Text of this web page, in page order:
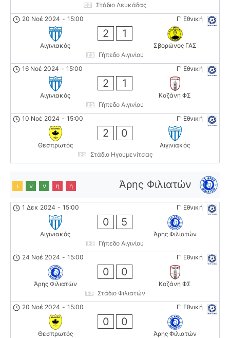
Στάδιο Λευκάδας
Γ' Εθνική
20 Νοέ 2024 - 15:00
Αιγινιακός
2 1
Σβορώνος ΓΑΣ
Γήπεδο Αιγινίου
Γ' Εθνική
16 Νοέ 2024 - 15:00
Αιγινιακός
2 1
Κοζάνη ΦΣ
Γήπεδο Αιγινίου
Γ' Εθνική
10 Νοέ 2024 - 15:00
Θεσπρωτός
2 0
Αιγινιακός
Στάδιο Ηγουμενίτσας
Άρης Φιλιατών
ι ν ν η η
Γ' Εθνική
1 Δεκ 2024 - 15:00
Αιγινιακός
0 5
Άρης Φιλιατών
Γήπεδο Αιγινίου
Γ' Εθνική
24 Νοέ 2024 - 15:00
Άρης Φιλιατών
0 0
Κοζάνη ΦΣ
Στάδιο Φιλιατών
Γ' Εθνική
20 Νοέ 2024 - 15:00
Θεσπρωτός
0 0
Άρης Φιλιατών